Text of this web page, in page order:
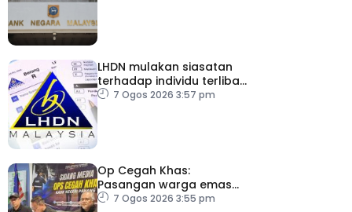
LHDN mulakan siasatan
terhadap individu terlibat
dalam Laporan RCI TH
7 Ogos 2026 3:57 pm
Op Cegah Khas:
Pasangan warga emas
antara 1,209 individu
7 Ogos 2026 3:55 pm